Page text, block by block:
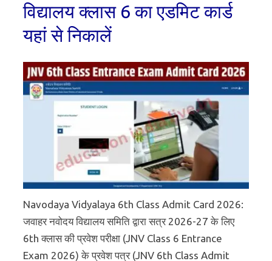
विद्यालय क्लास 6 का एडमिट कार्ड
यहां से निकालें
Navodaya Vidyalaya 6th Class Admit Card 2026:
जवाहर नवोदय विद्यालय समिति द्वारा सत्र 2026-27 के लिए
6th क्लास की प्रवेश परीक्षा (JNV Class 6 Entrance
Exam 2026) के प्रवेश पत्र (JNV 6th Class Admit